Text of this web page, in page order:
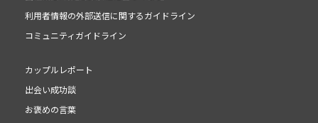
利用者情報の外部送信に関するガイドライン
コミュニティガイドライン
カップルレポート
出会い成功談
お褒めの言葉